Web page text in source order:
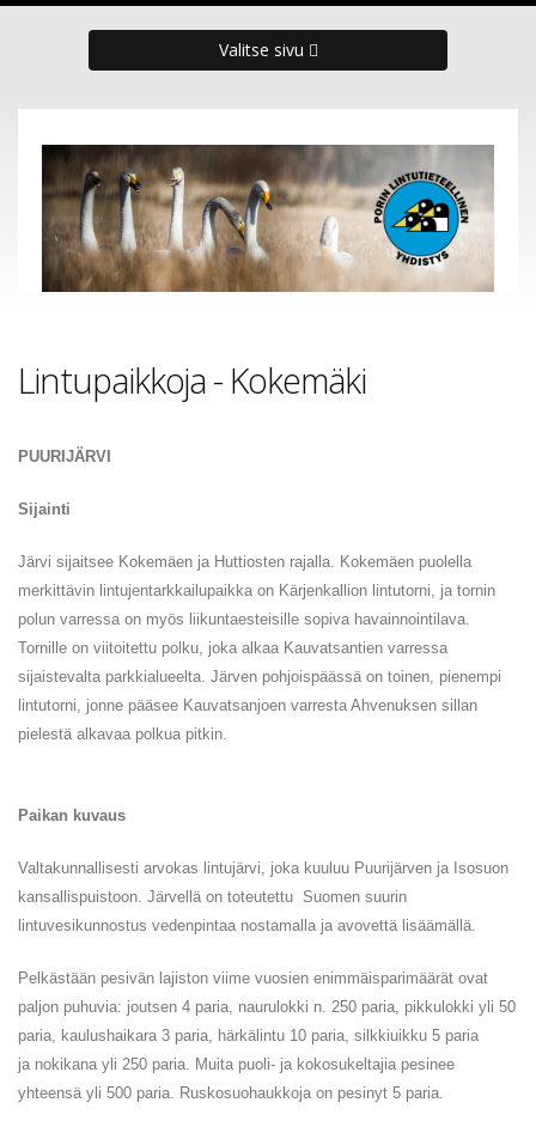
Valitse sivu
Lintupaikkoja - Kokemäki
PUURIJÄRVI
Sijainti
Järvi sijaitsee Kokemäen ja Huttiosten rajalla. Kokemäen puolella
merkittävin lintujentarkkailupaikka on Kärjenkallion lintutorni, ja tornin
polun varressa on myös liikuntaesteisille sopiva havainnointilava.
Tornille on viitoitettu polku, joka alkaa Kauvatsantien varressa
sijaistevalta parkkialueelta. Järven pohjoispäässä on toinen, pienempi
lintutorni, jonne pääsee Kauvatsanjoen varresta Ahvenuksen sillan
pielestä alkavaa polkua pitkin.
Paikan kuvaus
Valtakunnallisesti arvokas lintujärvi, joka kuuluu Puurijärven ja Isosuon
kansallispuistoon. Järvellä on toteutettu Suomen suurin
lintuvesikunnostus vedenpintaa nostamalla ja avovettä lisäämällä.
Pelkästään pesivän lajiston viime vuosien enimmäisparimäärät ovat
paljon puhuvia: joutsen 4 paria, naurulokki n. 250 paria, pikkulokki yli 50
paria, kaulushaikara 3 paria, härkälintu 10 paria, silkkiuikku 5 paria
ja nokikana yli 250 paria. Muita puoli- ja kokosukeltajia pesinee
yhteensä yli 500 paria. Ruskosuohaukkoja on pesinyt 5 paria.